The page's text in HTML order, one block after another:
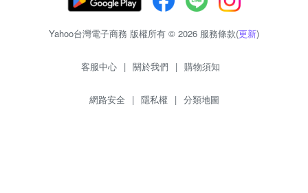
Yahoo台灣電子商務 版權所有 © 2026 服務條款(更新)
客服中心 | 關於我們 | 購物須知
網路安全 | 隱私權 | 分類地圖